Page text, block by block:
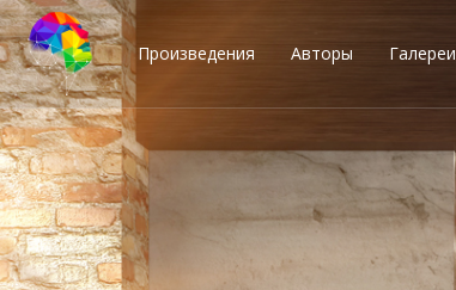
Произведения Авторы Галереи